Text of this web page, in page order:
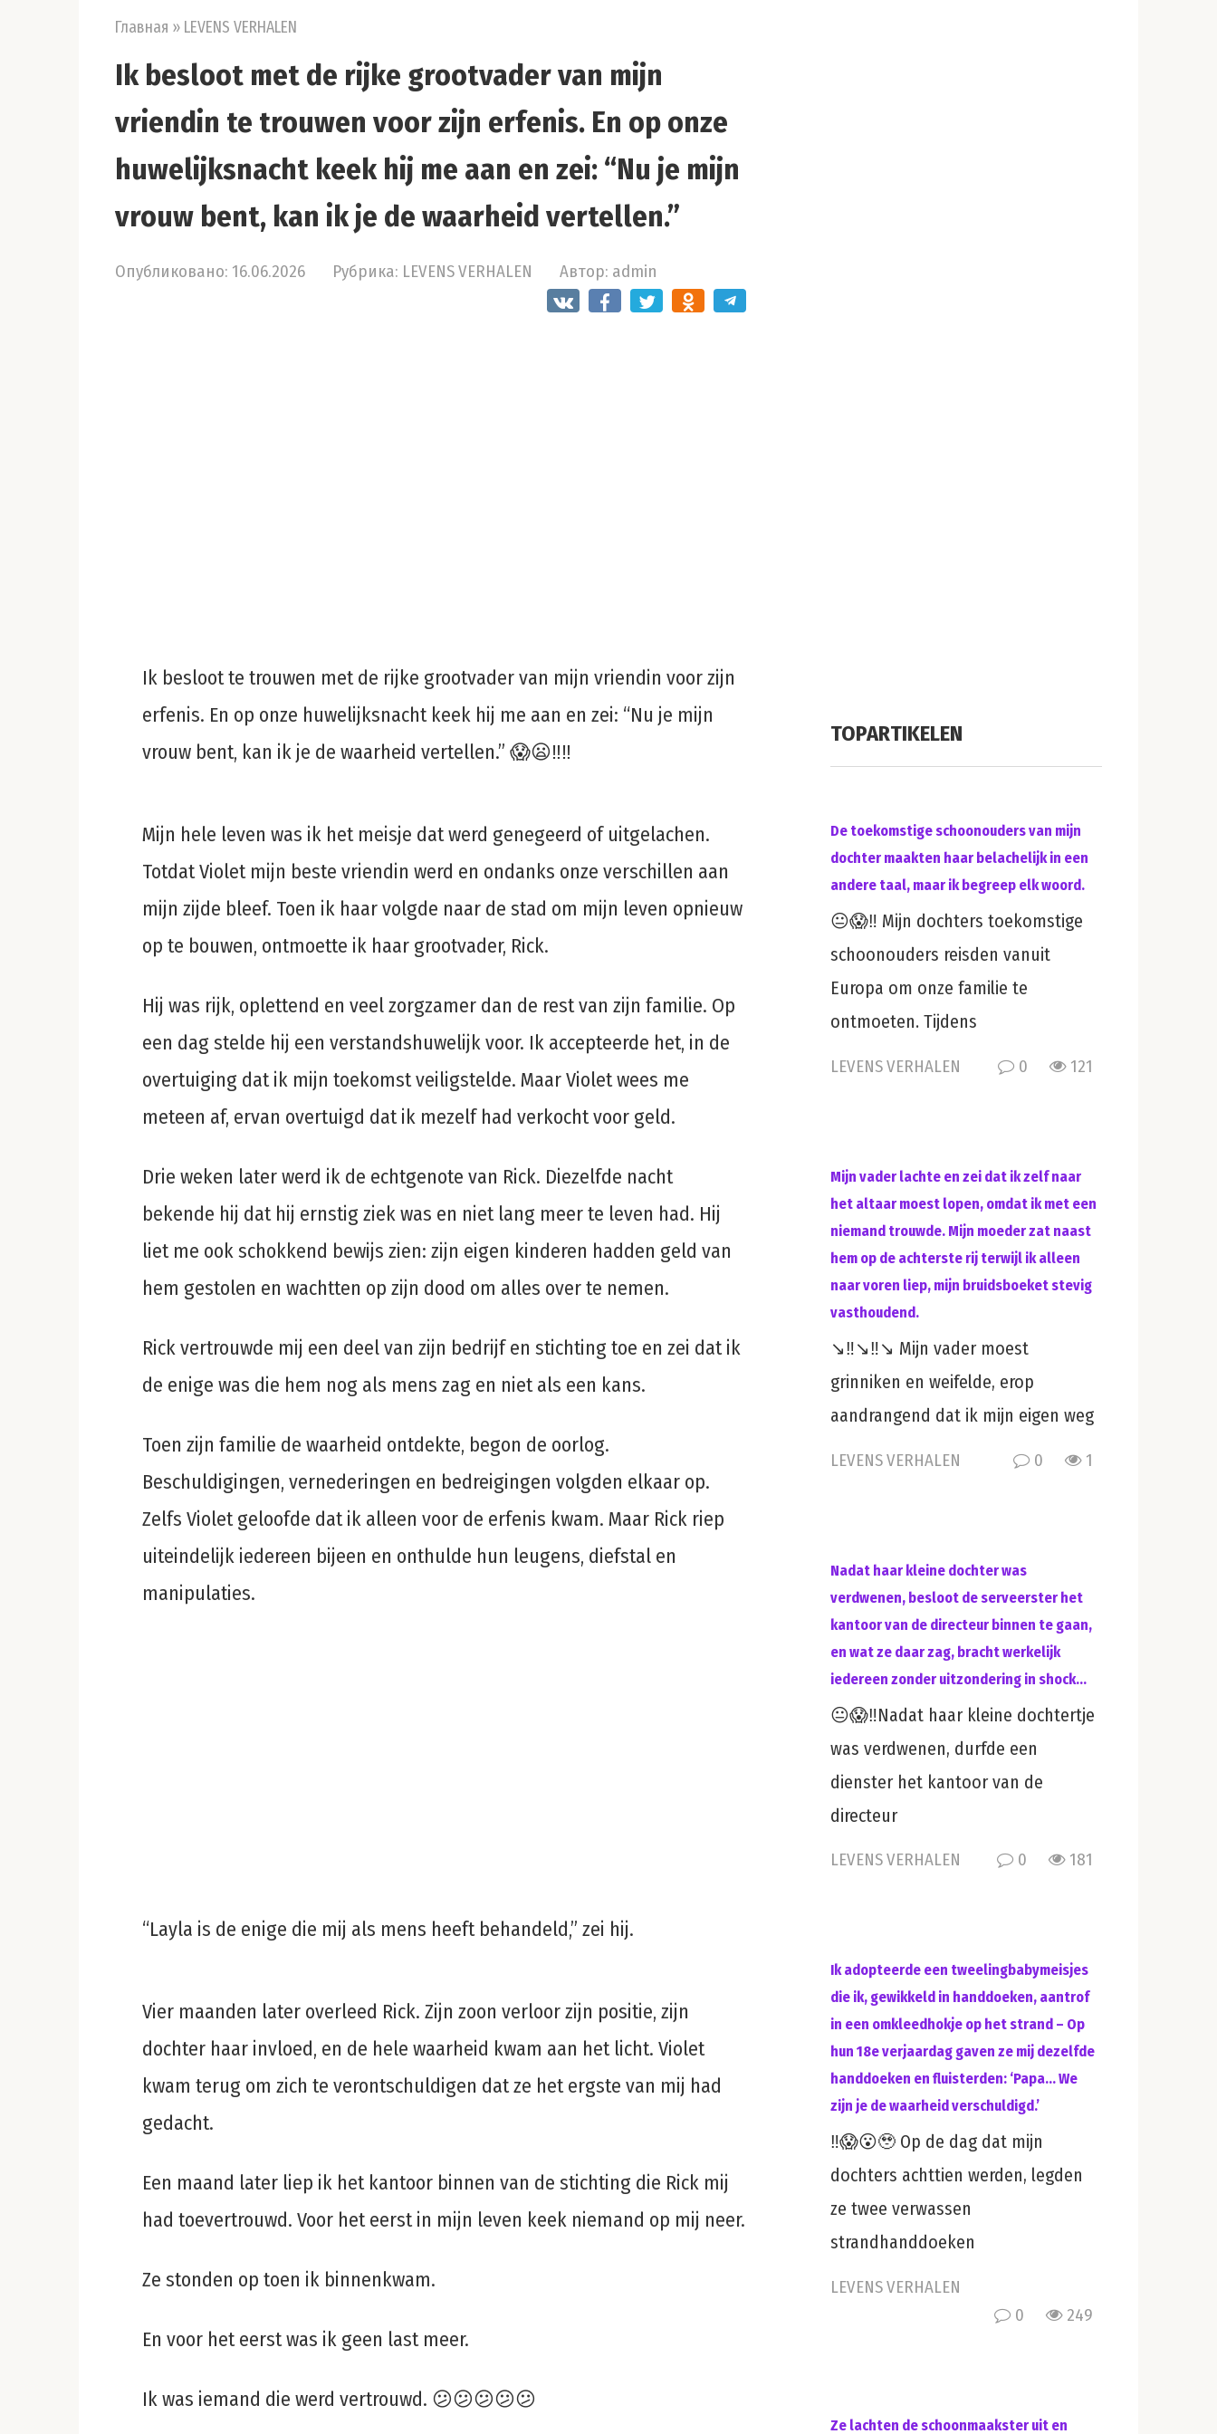
Главная » LEVENS VERHALEN
Ik besloot met de rijke grootvader van mijn
vriendin te trouwen voor zijn erfenis. En op onze
huwelijksnacht keek hij me aan en zei: “Nu je mijn
vrouw bent, kan ik je de waarheid vertellen.”
Опубликовано: 16.06.2026 Рубрика: LEVENS VERHALEN Автор: admin
Ik besloot te trouwen met de rijke grootvader van mijn vriendin voor zijn
erfenis. En op onze huwelijksnacht keek hij me aan en zei: “Nu je mijn
vrouw bent, kan ik je de waarheid vertellen.” 😱😦‼️‼️
Mijn hele leven was ik het meisje dat werd genegeerd of uitgelachen.
Totdat Violet mijn beste vriendin werd en ondanks onze verschillen aan
mijn zijde bleef. Toen ik haar volgde naar de stad om mijn leven opnieuw
op te bouwen, ontmoette ik haar grootvader, Rick.
Hij was rijk, oplettend en veel zorgzamer dan de rest van zijn familie. Op
een dag stelde hij een verstandshuwelijk voor. Ik accepteerde het, in de
overtuiging dat ik mijn toekomst veiligstelde. Maar Violet wees me
meteen af, ervan overtuigd dat ik mezelf had verkocht voor geld.
Drie weken later werd ik de echtgenote van Rick. Diezelfde nacht
bekende hij dat hij ernstig ziek was en niet lang meer te leven had. Hij
liet me ook schokkend bewijs zien: zijn eigen kinderen hadden geld van
hem gestolen en wachtten op zijn dood om alles over te nemen.
Rick vertrouwde mij een deel van zijn bedrijf en stichting toe en zei dat ik
de enige was die hem nog als mens zag en niet als een kans.
Toen zijn familie de waarheid ontdekte, begon de oorlog.
Beschuldigingen, vernederingen en bedreigingen volgden elkaar op.
Zelfs Violet geloofde dat ik alleen voor de erfenis kwam. Maar Rick riep
uiteindelijk iedereen bijeen en onthulde hun leugens, diefstal en
manipulaties.
“Layla is de enige die mij als mens heeft behandeld,” zei hij.
Vier maanden later overleed Rick. Zijn zoon verloor zijn positie, zijn
dochter haar invloed, en de hele waarheid kwam aan het licht. Violet
kwam terug om zich te verontschuldigen dat ze het ergste van mij had
gedacht.
Een maand later liep ik het kantoor binnen van de stichting die Rick mij
had toevertrouwd. Voor het eerst in mijn leven keek niemand op mij neer.
Ze stonden op toen ik binnenkwam.
En voor het eerst was ik geen last meer.
Ik was iemand die werd vertrouwd. 😕😕😕😕😕
TOPARTIKELEN
De toekomstige schoonouders van mijn
dochter maakten haar belachelijk in een
andere taal, maar ik begreep elk woord.
😐😱‼️ Mijn dochters toekomstige
schoonouders reisden vanuit
Europa om onze familie te
ontmoeten. Tijdens
LEVENS VERHALEN 0 121
Mijn vader lachte en zei dat ik zelf naar
het altaar moest lopen, omdat ik met een
niemand trouwde. Mijn moeder zat naast
hem op de achterste rij terwijl ik alleen
naar voren liep, mijn bruidsboeket stevig
vasthoudend.
↘️‼️↘️‼️↘️ Mijn vader moest
grinniken en weifelde, erop
aandrangend dat ik mijn eigen weg
LEVENS VERHALEN 0 1
Nadat haar kleine dochter was
verdwenen, besloot de serveerster het
kantoor van de directeur binnen te gaan,
en wat ze daar zag, bracht werkelijk
iedereen zonder uitzondering in shock…
😐😱‼️Nadat haar kleine dochtertje
was verdwenen, durfde een
dienster het kantoor van de
directeur
LEVENS VERHALEN 0 181
Ik adopteerde een tweelingbabymeisjes
die ik, gewikkeld in handdoeken, aantrof
in een omkleedhokje op het strand – Op
hun 18e verjaardag gaven ze mij dezelfde
handdoeken en fluisterden: ‘Papa… We
zijn je de waarheid verschuldigd.’
‼️😱😮🥹 Op de dag dat mijn
dochters achttien werden, legden
ze twee verwassen
strandhanddoeken
LEVENS VERHALEN
0
249
Ze lachten de schoonmaakster uit en